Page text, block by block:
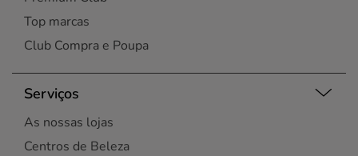
Top marcas
Club Compra e Poupa
Serviços
As nossas lojas
Centros de Beleza